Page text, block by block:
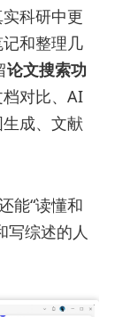
科研中更
和整理几
论文搜索功
对比、AI
成、文献
能“读懂和
写综述的人